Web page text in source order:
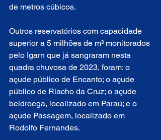
de metros cúbicos.
Outros reservatórios com capacidade
superior a 5 milhões de m³ monitorados
pelo Igarn que já sangraram nesta
quadra chuvosa de 2023, foram: o
açude público de Encanto; o açude
público de Riacho da Cruz; o açude
beldroega, localizado em Paraú; e o
açude Passagem, localizado em
Rodolfo Fernandes.